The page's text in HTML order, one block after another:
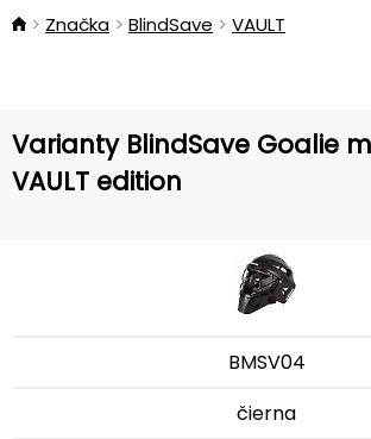
Značka BlindSave VAULT
Varianty BlindSave Goalie
VAULT edition
BMSV04
čierna